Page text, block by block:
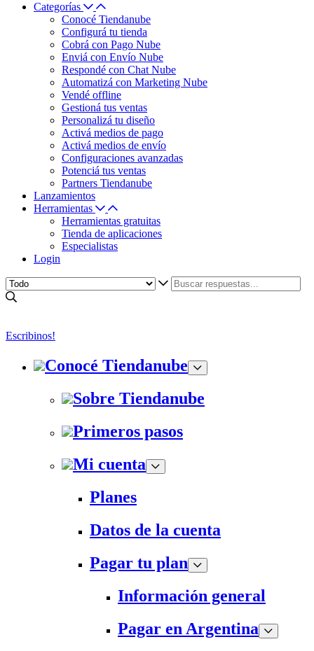
Categorías
Conocé Tiendanube
Configurá tu tienda
Cobrá con Pago Nube
Enviá con Envío Nube
Respondé con Chat Nube
Automatizá con Marketing Nube
Vendé offline
Gestioná tus ventas
Personalizá tu diseño
Activá medios de pago
Activá medios de envío
Configuraciones avanzadas
Potenciá tus ventas
Partners Tiendanube
Lanzamientos
Herramientas
Herramientas gratuitas
Tienda de aplicaciones
Especialistas
Login
Escribinos!
Conocé Tiendanube
Sobre Tiendanube
Primeros pasos
Mi cuenta
Planes
Datos de la cuenta
Pagar tu plan
Información general
Pagar en Argentina